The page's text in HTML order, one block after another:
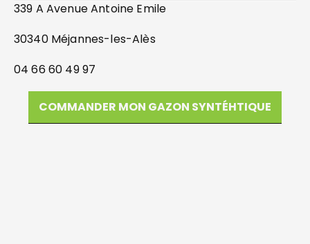
339 A Avenue Antoine Emile
30340 Méjannes-les-Alès
04 66 60 49 97
COMMANDER MON GAZON SYNTÉHTIQUE